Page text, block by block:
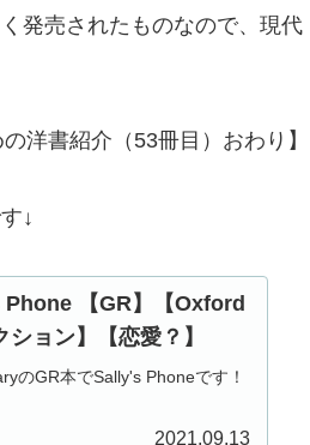
発売されたものなので、現代
）おわり】
↓
【GR】【Oxford
ョン】【恋愛？】
のGR本でSally's Phoneです！
2021.09.13